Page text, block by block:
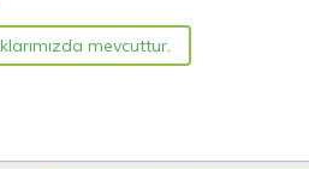
mevcuttur.